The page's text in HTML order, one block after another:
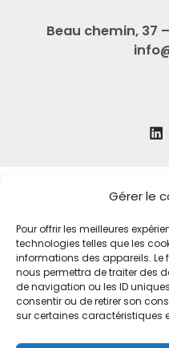
Gérer le
Pour offrir les meilleures
technologies telles que les
informations des appareils.
nous permettra de traiter des
de navigation ou les ID
consentir ou de retirer son
sur certaines caractéristiques
Beau chemin, 37